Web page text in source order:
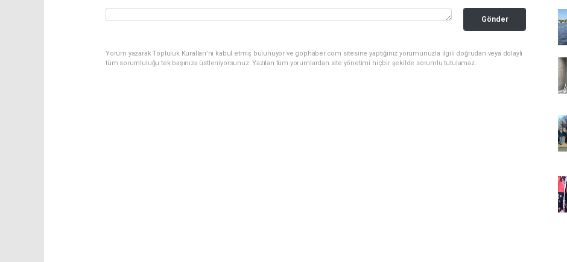
Gönder
Yorum yazarak Topluluk Kuralları’nı kabul etmiş bulunuyor ve gophaber.com sitesine yaptığınız yorumunuzla ilgili doğrudan veya dolaylı
tüm sorumluluğu tek başınıza üstleniyorsunuz. Yazılan tüm yorumlardan site yönetimi hiçbir şekilde sorumlu tutulamaz.